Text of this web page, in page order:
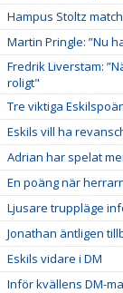
Hampus Stoltz
Martin Pringle: ”Nu
Fredrik Liverstam:
roligt"
Tre viktiga
Eskils vill ha
Adrian har spelat
En poäng när
Ljusare truppläge
Jonathan äntligen
Eskils vidare i DM
Inför kvällens DM-